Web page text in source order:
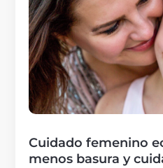
Cuidado femenino
menos basura y